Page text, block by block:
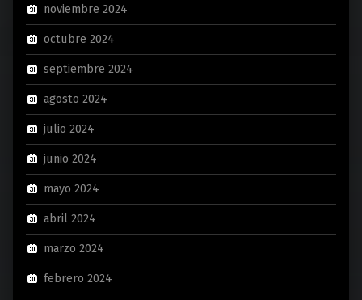
noviembre 2024
octubre 2024
septiembre 2024
agosto 2024
julio 2024
junio 2024
mayo 2024
abril 2024
marzo 2024
febrero 2024